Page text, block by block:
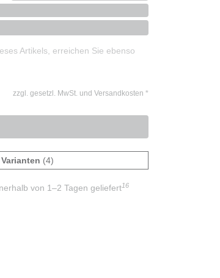
Artikels, erreichen Sie ebenso
zzgl. gesetzl. MwSt. und Versandkosten *
(4)
von 1–2 Tagen geliefert16